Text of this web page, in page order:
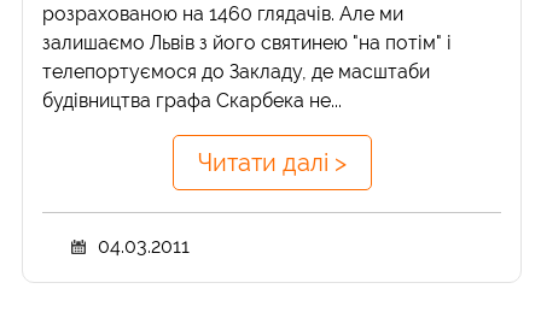
розрахованою на 1460 глядачів. Але ми
залишаємо Львів з його святинею "на потім" і
телепортуємося до Закладу, де масштаби
будівництва графа Скарбека не...
Читати далі >
04.03.2011